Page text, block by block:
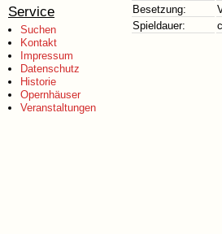
Service
Suchen
Kontakt
Impressum
Datenschutz
Historie
Opernhäuser
Veranstaltungen
Besetzung:
Spieldauer: